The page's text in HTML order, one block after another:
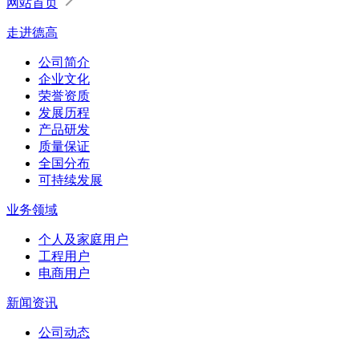
网站首页
走进德高
公司简介
企业文化
荣誉资质
发展历程
产品研发
质量保证
全国分布
可持续发展
业务领域
个人及家庭用户
工程用户
电商用户
新闻资讯
公司动态